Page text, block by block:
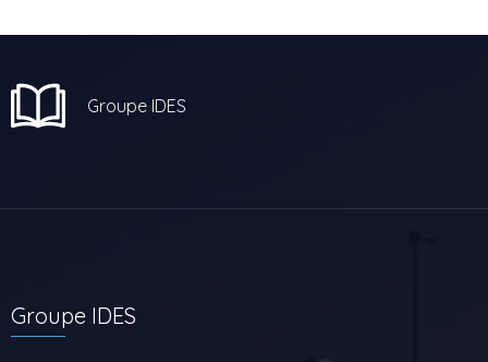
Groupe IDES
Groupe IDES